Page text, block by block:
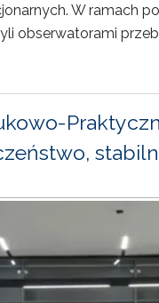
W ramach
obserwatorami